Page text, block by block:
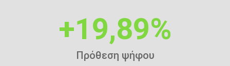
+19,89%
Πρόθεση ψήφου